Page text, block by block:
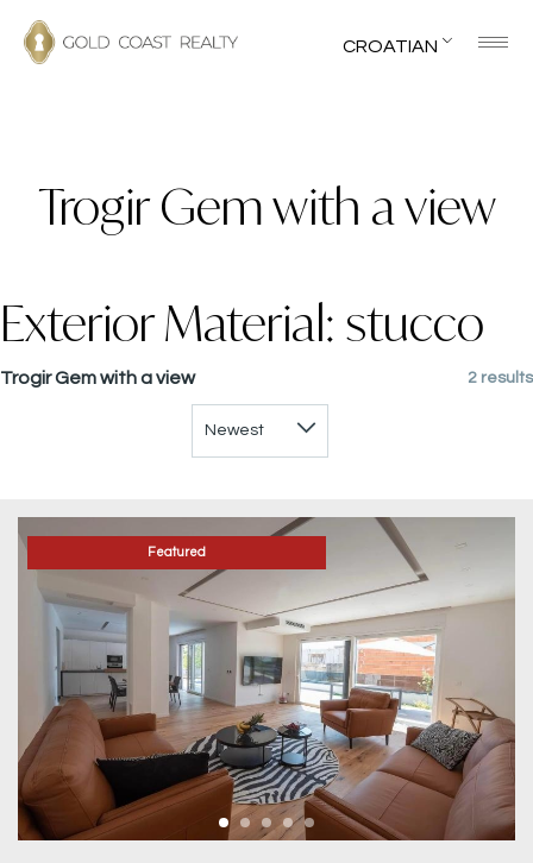
CROATIAN
Trogir Gem with a view
Exterior Material: stucco
Trogir Gem with a view 2 results
Featured